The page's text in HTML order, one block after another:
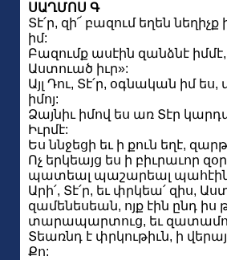
ՍԱՂՄՈՍ Գ
Տէ՛ր, զի՜ բազում եղեն
իմ:
Բազումք ասէին զանձնէ
Աստուած իւր»:
Այլ Դու, Տէ՛ր, օգնական իմ
իմոյ:
Ձայնիւ իմով ես առ Տէր
Իւրմէ:
Ես ննջեցի եւ ի քուն եղէ,
Ոչ երկեայց ես ի բիւրաւոր
պատեալ պաշարեալ պահէին
Արի՛, Տէ՛ր, եւ փրկեա՛ զիս,
զամենեսեան, ոյք էին ընդ իս
տարապարտուց, եւ
Տեառնդ է փրկութիւն, ի
Քո: